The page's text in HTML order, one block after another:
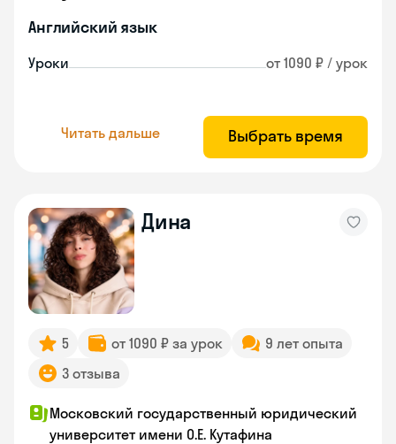
Английский язык
Уроки от 1090 ₽ / урок
Читать дальше Выбрать время
Дина
5 от 1090 ₽ за урок
9 лет опыта
3 отзыва
Московский государственный юридический
университет имени О.Е. Кутафина